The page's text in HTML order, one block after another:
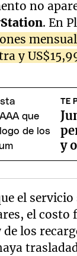
no
. En
y
TE
y
el
el
los